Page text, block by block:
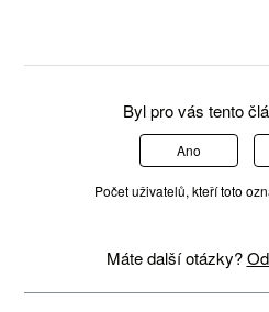
Byl pro vás tento
Ano
Počet uživatelů, kteří toto
Máte další otázky?